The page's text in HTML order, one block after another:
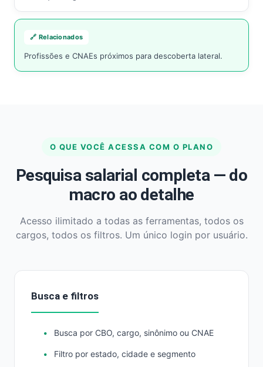
🔗 Relacionados
Profissões e CNAEs próximos para descoberta lateral.
O QUE VOCÊ ACESSA COM O PLANO
Pesquisa salarial completa — do
macro ao detalhe
Acesso ilimitado a todas as ferramentas, todos os
cargos, todos os filtros. Um único login por usuário.
Busca e filtros
Busca por CBO, cargo, sinônimo ou CNAE
Filtro por estado, cidade e segmento